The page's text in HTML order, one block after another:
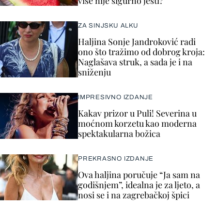
ZA SINJSKU ALKU
Haljina Sonje Jandroković radi
ono što tražimo od dobrog kroja:
Naglašava struk, a sada je i na
sniženju
IMPRESIVNO IZDANJE
Kakav prizor u Puli! Severina u
moćnom korzetu kao moderna
spektakularna božica
PREKRASNO IZDANJE
Ova haljina poručuje “Ja sam na
godišnjem”, idealna je za ljeto, a
nosi se i na zagrebačkoj špici